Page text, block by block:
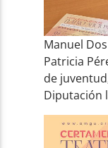
Manuel
Patricia
de
Diputación